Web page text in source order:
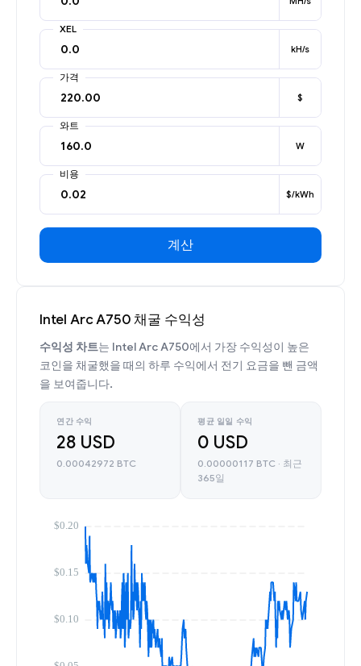
XEL
kH/s
가격
$
와트
W
비용
$/kWh
계산
Intel Arc A750 채굴 수익성
수익성 차트는 Intel Arc A750에서 가장 수익성이 높은
코인을 채굴했을 때의 하루 수익에서 전기 요금을 뺀 금액
을 보여줍니다.
연간 수익
28 USD
0.00042972 BTC
평균 일일 수익
0 USD
0.00000117 BTC · 최근
365일